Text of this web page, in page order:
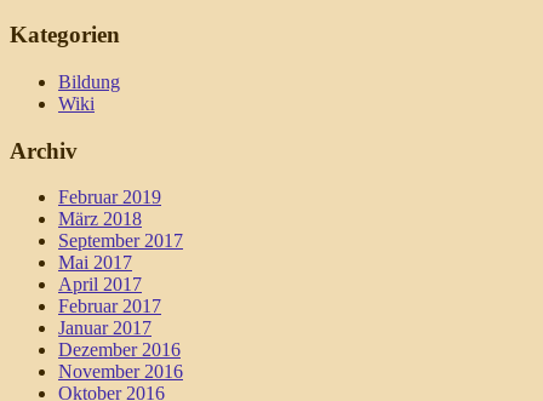
Kategorien
Bildung
Wiki
Archiv
Februar 2019
März 2018
September 2017
Mai 2017
April 2017
Februar 2017
Januar 2017
Dezember 2016
November 2016
Oktober 2016